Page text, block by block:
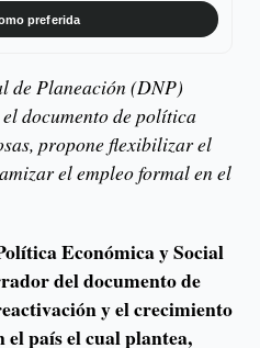
preferida
de Planeación (DNP)
documento de política
propone flexibilizar el
el empleo formal en el
Económica y Social
del documento de
y el crecimiento
el país el cual plantea,